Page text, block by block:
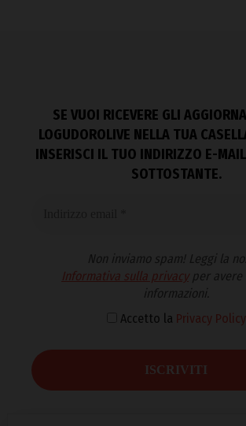
SE VUOI RICEVERE GLI
LOGUDOROLIVE NELLA TUA
INSERISCI IL TUO INDIRIZZO E-
SOTTOSTANTE.
Non inviamo spam! Leggi la
Informativa sulla privacyper avere
informazioni.
Accetto la Privacy Policy